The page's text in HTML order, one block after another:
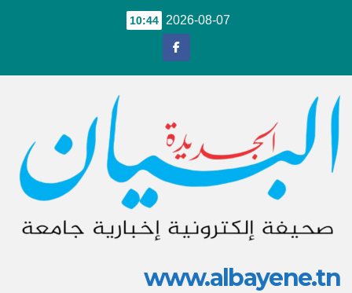
2026-08-07
10:44
www.albayene.tn